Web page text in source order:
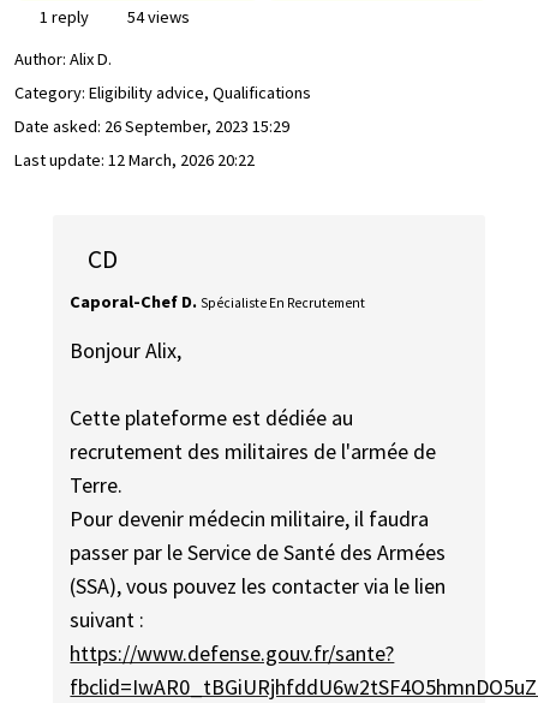
1 reply
54 views
Author: Alix D.
Category: Eligibility advice, Qualifications
Date asked: 26 September, 2023 15:29
Last update: 12 March, 2026 20:22
CD
Caporal-Chef D. Spécialiste En Recrutement
Bonjour Alix,
Cette plateforme est dédiée au
recrutement des militaires de l'armée de
Terre.
Pour devenir médecin militaire, il faudra
passer par le Service de Santé des Armées
(SSA), vous pouvez les contacter via le lien
suivant :
https://www.defense.gouv.fr/sante?